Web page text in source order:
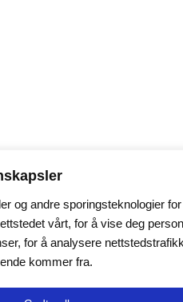
og andre sporingsteknologier
vårt, for å vise deg
for å analysere
kommer fra.